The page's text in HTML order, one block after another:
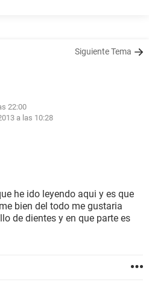
Siguiente Tema
22:00
a las 10:28
he ido leyendo aqui y es que
bien del todo me gustaria
de dientes y en que parte es